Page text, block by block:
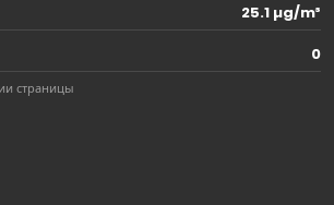
25.1 µg/m³
0
страницы